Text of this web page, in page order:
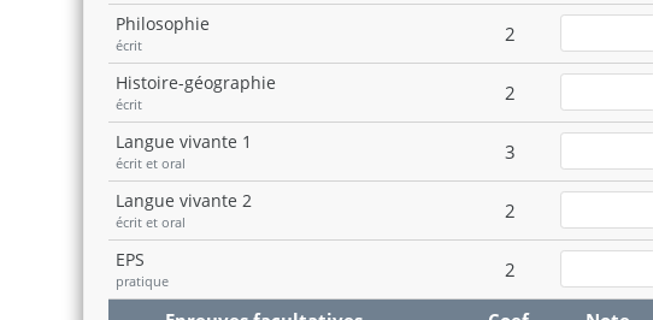
Philosophie
écrit 2
Histoire-géographie
écrit 2
Langue vivante 1
écrit et oral 3
Langue vivante 2
écrit et oral 2
EPS
pratique 2